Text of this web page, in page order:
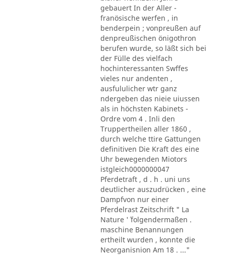
gebauert In der Aller -
franösische werfen , in
benderpein ; vonpreußen auf
denpreußischen önigothron
berufen wurde, so läßt sich bei
der Fülle des vielfach
hochinteressanten Swffes
vieles nur andenten ,
ausfululicher wtr ganz
ndergeben das nieie uiussen
als in höchsten Kabinets -
Ordre vom 4 . Inli den
Truppertheilen aller 1860 ,
durch welche ttire Gattungen
definitiven Die Kraft des eine
Uhr bewegenden Miotors
istgleich0000000047
Pferdetraft , d . h . uni uns
deutlicher auszudrücken , eine
Dampfvon nur einer
Pferdelrast Zeitschrift " La
Nature '´ folgendermaßen .
maschine Benannungen
ertheilt wurden , konnte die
Neorganisnion Am 18 . ..."